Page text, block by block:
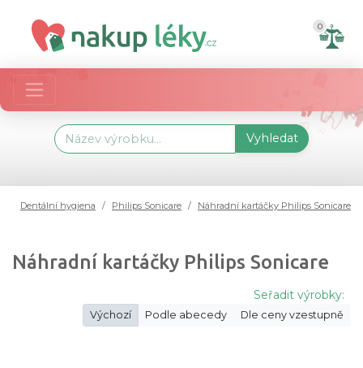
0
Vyhledat
Dentální hygiena Philips Sonicare Náhradní kartáčky Philips Sonicare
Náhradní kartáčky Philips Sonicare
Seřadit výrobky:
Výchozí Podle abecedy Dle ceny vzestupně